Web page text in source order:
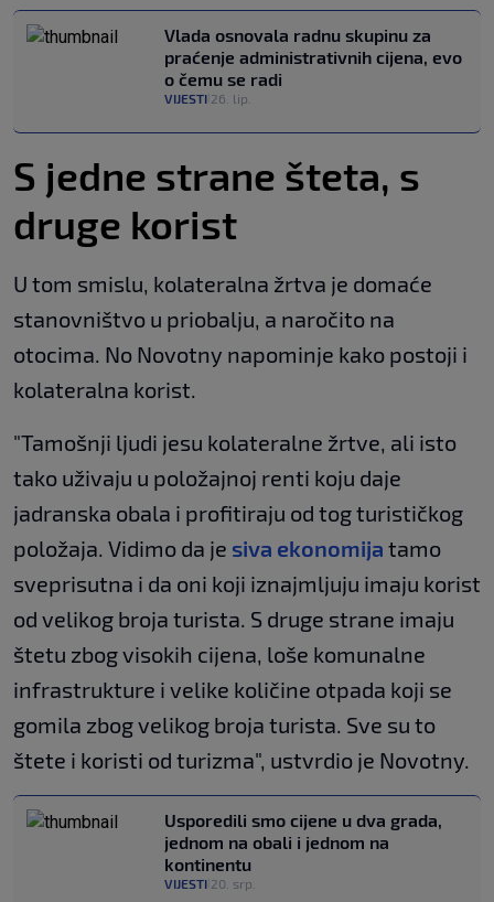
Vlada osnovala radnu skupinu za
praćenje administrativnih cijena, evo
o čemu se radi
VIJESTI 26. lip.
S jedne strane šteta, s
druge korist
U tom smislu, kolateralna žrtva je domaće
stanovništvo u priobalju, a naročito na
otocima. No Novotny napominje kako postoji i
kolateralna korist.
"Tamošnji ljudi jesu kolateralne žrtve, ali isto
tako uživaju u položajnoj renti koju daje
jadranska obala i profitiraju od tog turističkog
položaja. Vidimo da je siva ekonomija tamo
sveprisutna i da oni koji iznajmljuju imaju korist
od velikog broja turista. S druge strane imaju
štetu zbog visokih cijena, loše komunalne
infrastrukture i velike količine otpada koji se
gomila zbog velikog broja turista. Sve su to
štete i koristi od turizma", ustvrdio je Novotny.
Usporedili smo cijene u dva grada,
jednom na obali i jednom na
kontinentu
VIJESTI 20. srp.